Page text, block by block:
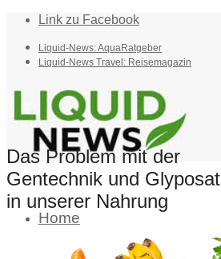
Link zu Facebook
Liquid-News: AquaRatgeber
Liquid-News Travel: Reisemagazin
Home
Das Problem mit der
Gentechnik und Glyposat
in unserer Nahrung